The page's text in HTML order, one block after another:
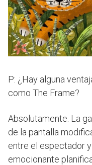
P: ¿Hay alguna
como The Frame?
Absolutamente. La
de la pantalla
entre el espectador
emocionante